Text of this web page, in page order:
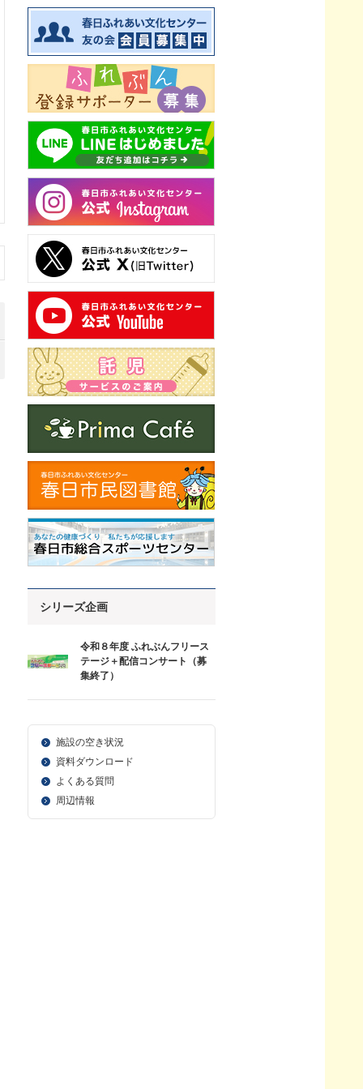
シリーズ企画
令和８年度 ふれぶんフリース
テージ＋配信コンサート（募
集終了）
施設の空き状況
資料ダウンロード
よくある質問
周辺情報